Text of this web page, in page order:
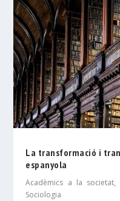
La transformació i
espanyola
Acadèmics a la societat,
Sociologia